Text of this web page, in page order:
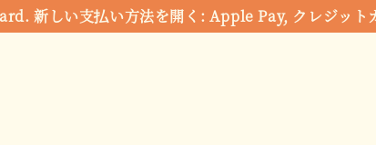
しい支払い方法を開く: Apple Pay, クレジット